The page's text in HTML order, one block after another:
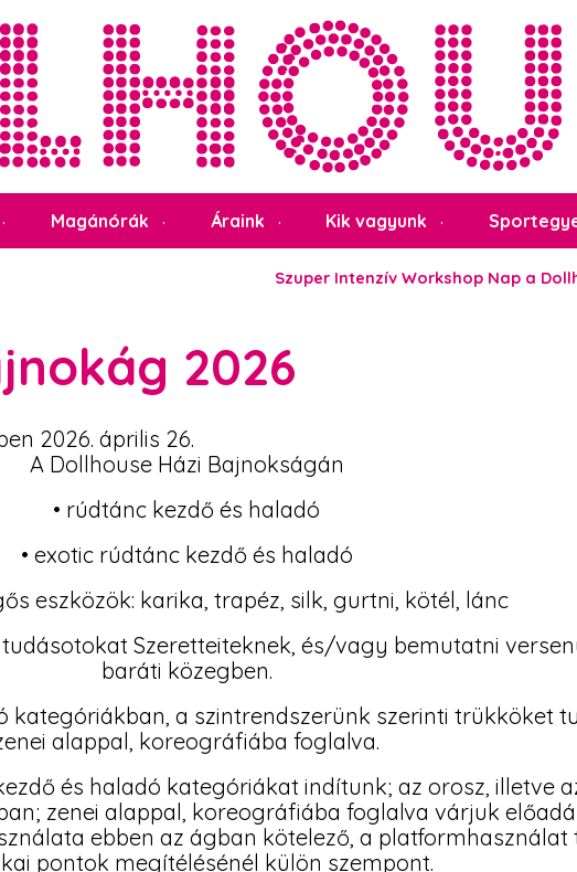
Magánórák Áraink Kik vagyunk
Szuper Intenzív Workshop Nap a
2026
2026. április 26.
A Dollhouse Házi Bajnokságán
• rúdtánc kezdő és haladó
• exotic rúdtánc kezdő és haladó
eszközök: karika, trapéz, silk, gurtni, kötél, lánc
Szeretteiteknek, és/vagy bemutatni
baráti közegben.
kategóriákban, a szintrendszerünk szerinti trükköket
alappal, koreográfiába foglalva.
és haladó kategóriákat indítunk; az orosz, illetve
zenei alappal, koreográfiába foglalva várjuk
ebben az ágban kötelező, a platformhasználat
pontok megítélésénél külön szempont.